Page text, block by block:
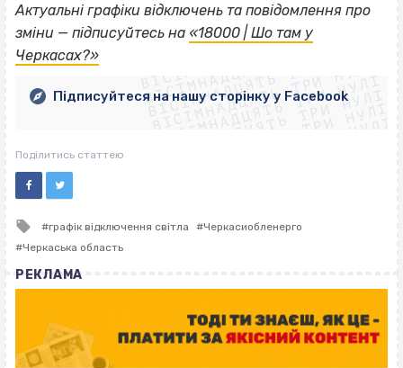
Актуальні графіки відключень та повідомлення про
зміни — підписуйтесь на «18000 | Шо там у
Черкасах?»
ВІСІМНАДЦЯТЬ ТРИ НУЛІ
ВІСІМНАДЦЯТЬ ТРИ НУЛІ
ВІСІМНАДЦЯТЬ ТРИ НУЛІ
ВІСІМНАДЦЯТЬ ТРИ НУЛІ
ВІСІМНАДЦЯТЬ ТРИ НУЛІ
ВІСІМНАДЦЯТЬ ТРИ НУЛІ
ВІСІМНАДЦЯТЬ ТРИ НУЛІ
ВІСІМНАДЦЯТЬ ТРИ НУЛІ
Підписуйтеся на нашу сторінку у Facebook
Поділитись статтею
Tagged
графік відключення світла
Черкасиобленерго
Черкаська область
РЕКЛАМА